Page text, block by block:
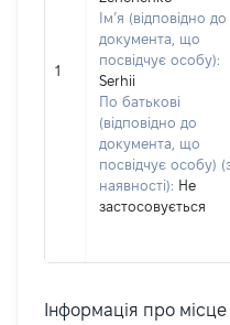
1
Ім’я (відповідно до
документа, що
посвідчує особу):
Serhii
По батькові
(відповідно до
документа, що
посвідчує особу)
наявності): Не
застосовується
Інформація про